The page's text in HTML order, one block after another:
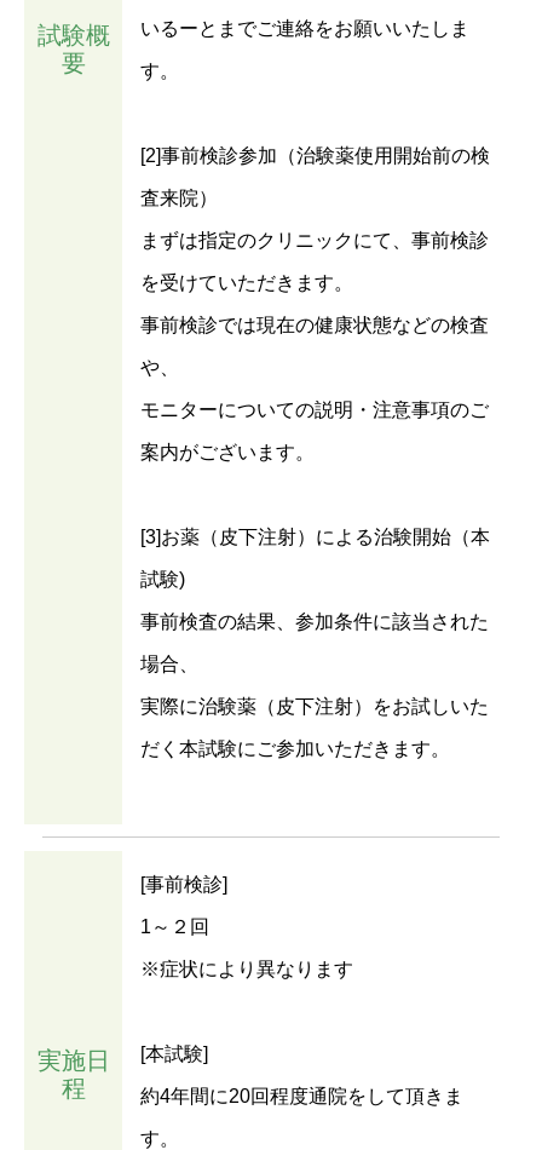
試験概
要
いるーとまでご連絡をお願いいたしま
す。
[2]事前検診参加（治験薬使用開始前の検
査来院）
まずは指定のクリニックにて、事前検診
を受けていただきます。
事前検診では現在の健康状態などの検査
や、
モニターについての説明・注意事項のご
案内がございます。
[3]お薬（皮下注射）による治験開始（本
試験)
事前検査の結果、参加条件に該当された
場合、
実際に治験薬（皮下注射）をお試しいた
だく本試験にご参加いただきます。
実施日
程
[事前検診]
1～２回
※症状により異なります
[本試験]
約4年間に20回程度通院をして頂きま
す。